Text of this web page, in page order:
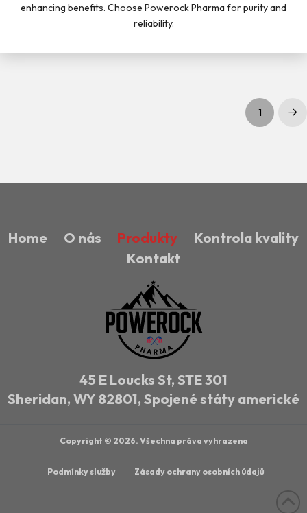
enhancing benefits. Choose Powerock Pharma for purity and
reliability.
1
Home O nás Produkty
Kontrola kvality
Kontakt
45 E Loucks St, STE 301
Sheridan, WY 82801, Spojené státy americké
Copyright © 2026. Všechna práva vyhrazena
Podmínky služby Zásady ochrany osobních údajů